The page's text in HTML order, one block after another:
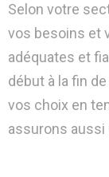
Selon votre
vos besoins et
adéquates et
début à la fin
vos choix en
assurons